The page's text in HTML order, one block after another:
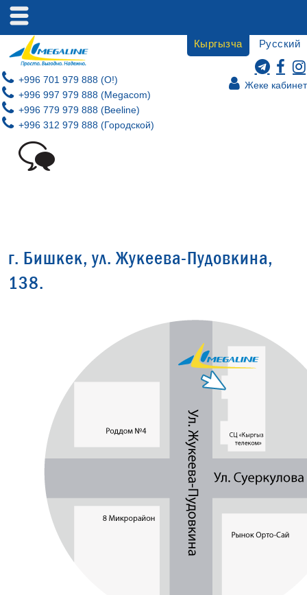
Жеке кабинет
+996 701 979 888 (O!)
+996 997 979 888 (Megacom)
+996 779 979 888 (Beeline)
+996 312 979 888 (Городской)
Кыргызча Русский
г. Бишкек, ул. Жукеева-Пудовкина,
138.